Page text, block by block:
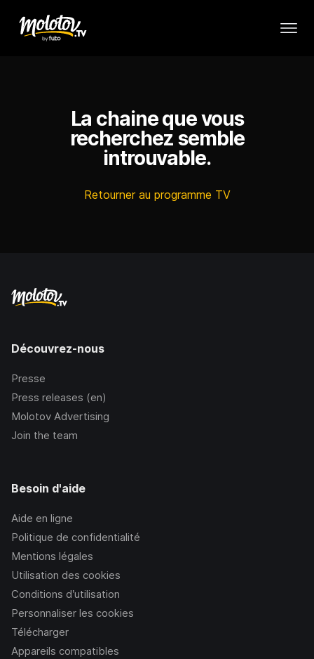
La chaine que vous
recherchez semble
introuvable.
Retourner au programme TV
Découvrez-nous
Presse
Press releases (en)
Molotov Advertising
Join the team
Besoin d'aide
Aide en ligne
Politique de confidentialité
Mentions légales
Utilisation des cookies
Conditions d’utilisation
Personnaliser les cookies
Télécharger
Appareils compatibles